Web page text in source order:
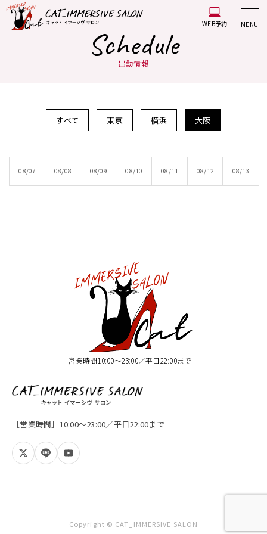
WEB予約 MENU
Schedule
出勤情報
すべて 東京 横浜 大阪
08/07 08/08 08/09 08/10 08/11 08/12 08/13
営業時間10:00〜23:00／平日22:00まで
［営業時間］10:00〜23:00／平日22:00まで
Copyright © CAT_IMMERSIVE SALON